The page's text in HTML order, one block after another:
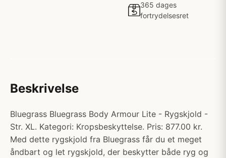
365 dages
fortrydelsesret
Beskrivelse
Bluegrass Bluegrass Body Armour Lite - Rygskjold -
Str. XL. Kategori: Kropsbeskyttelse. Pris: 877.00 kr.
Med dette rygskjold fra Bluegrass får du et meget
åndbart og let rygskjold, der beskytter både ryg og